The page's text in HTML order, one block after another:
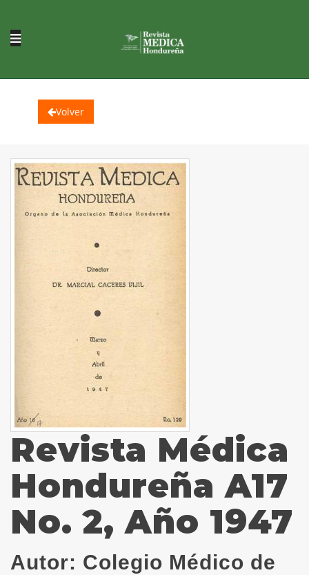
Volver
Revista Médica
Hondureña A17
No. 2, Año 1947
Autor: Colegio Médico de